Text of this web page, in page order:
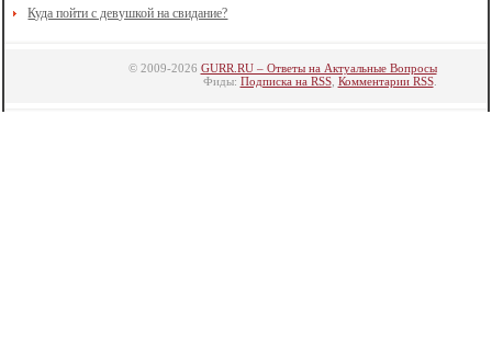
Куда пойти с девушкой на свидание?
© 2009-2026 GURR.RU – Ответы на Актуальные Вопросы
Фиды: Подписка на RSS, Комментарии RSS.